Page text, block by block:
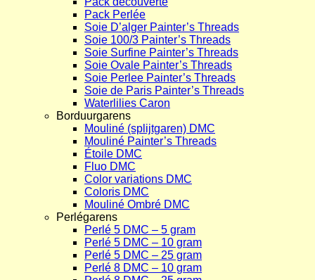
Pack Perlée
Soie D’alger Painter’s Threads
Soie 100/3 Painter’s Threads
Soie Surfine Painter’s Threads
Soie Ovale Painter’s Threads
Soie Perlee Painter’s Threads
Soie de Paris Painter’s Threads
Waterlilies Caron
Borduurgarens
Mouliné (splijtgaren) DMC
Mouliné Painter’s Threads
Étoile DMC
Fluo DMC
Color variations DMC
Coloris DMC
Mouliné Ombré DMC
Perlégarens
Perlé 5 DMC – 5 gram
Perlé 5 DMC – 10 gram
Perlé 5 DMC – 25 gram
Perlé 8 DMC – 10 gram